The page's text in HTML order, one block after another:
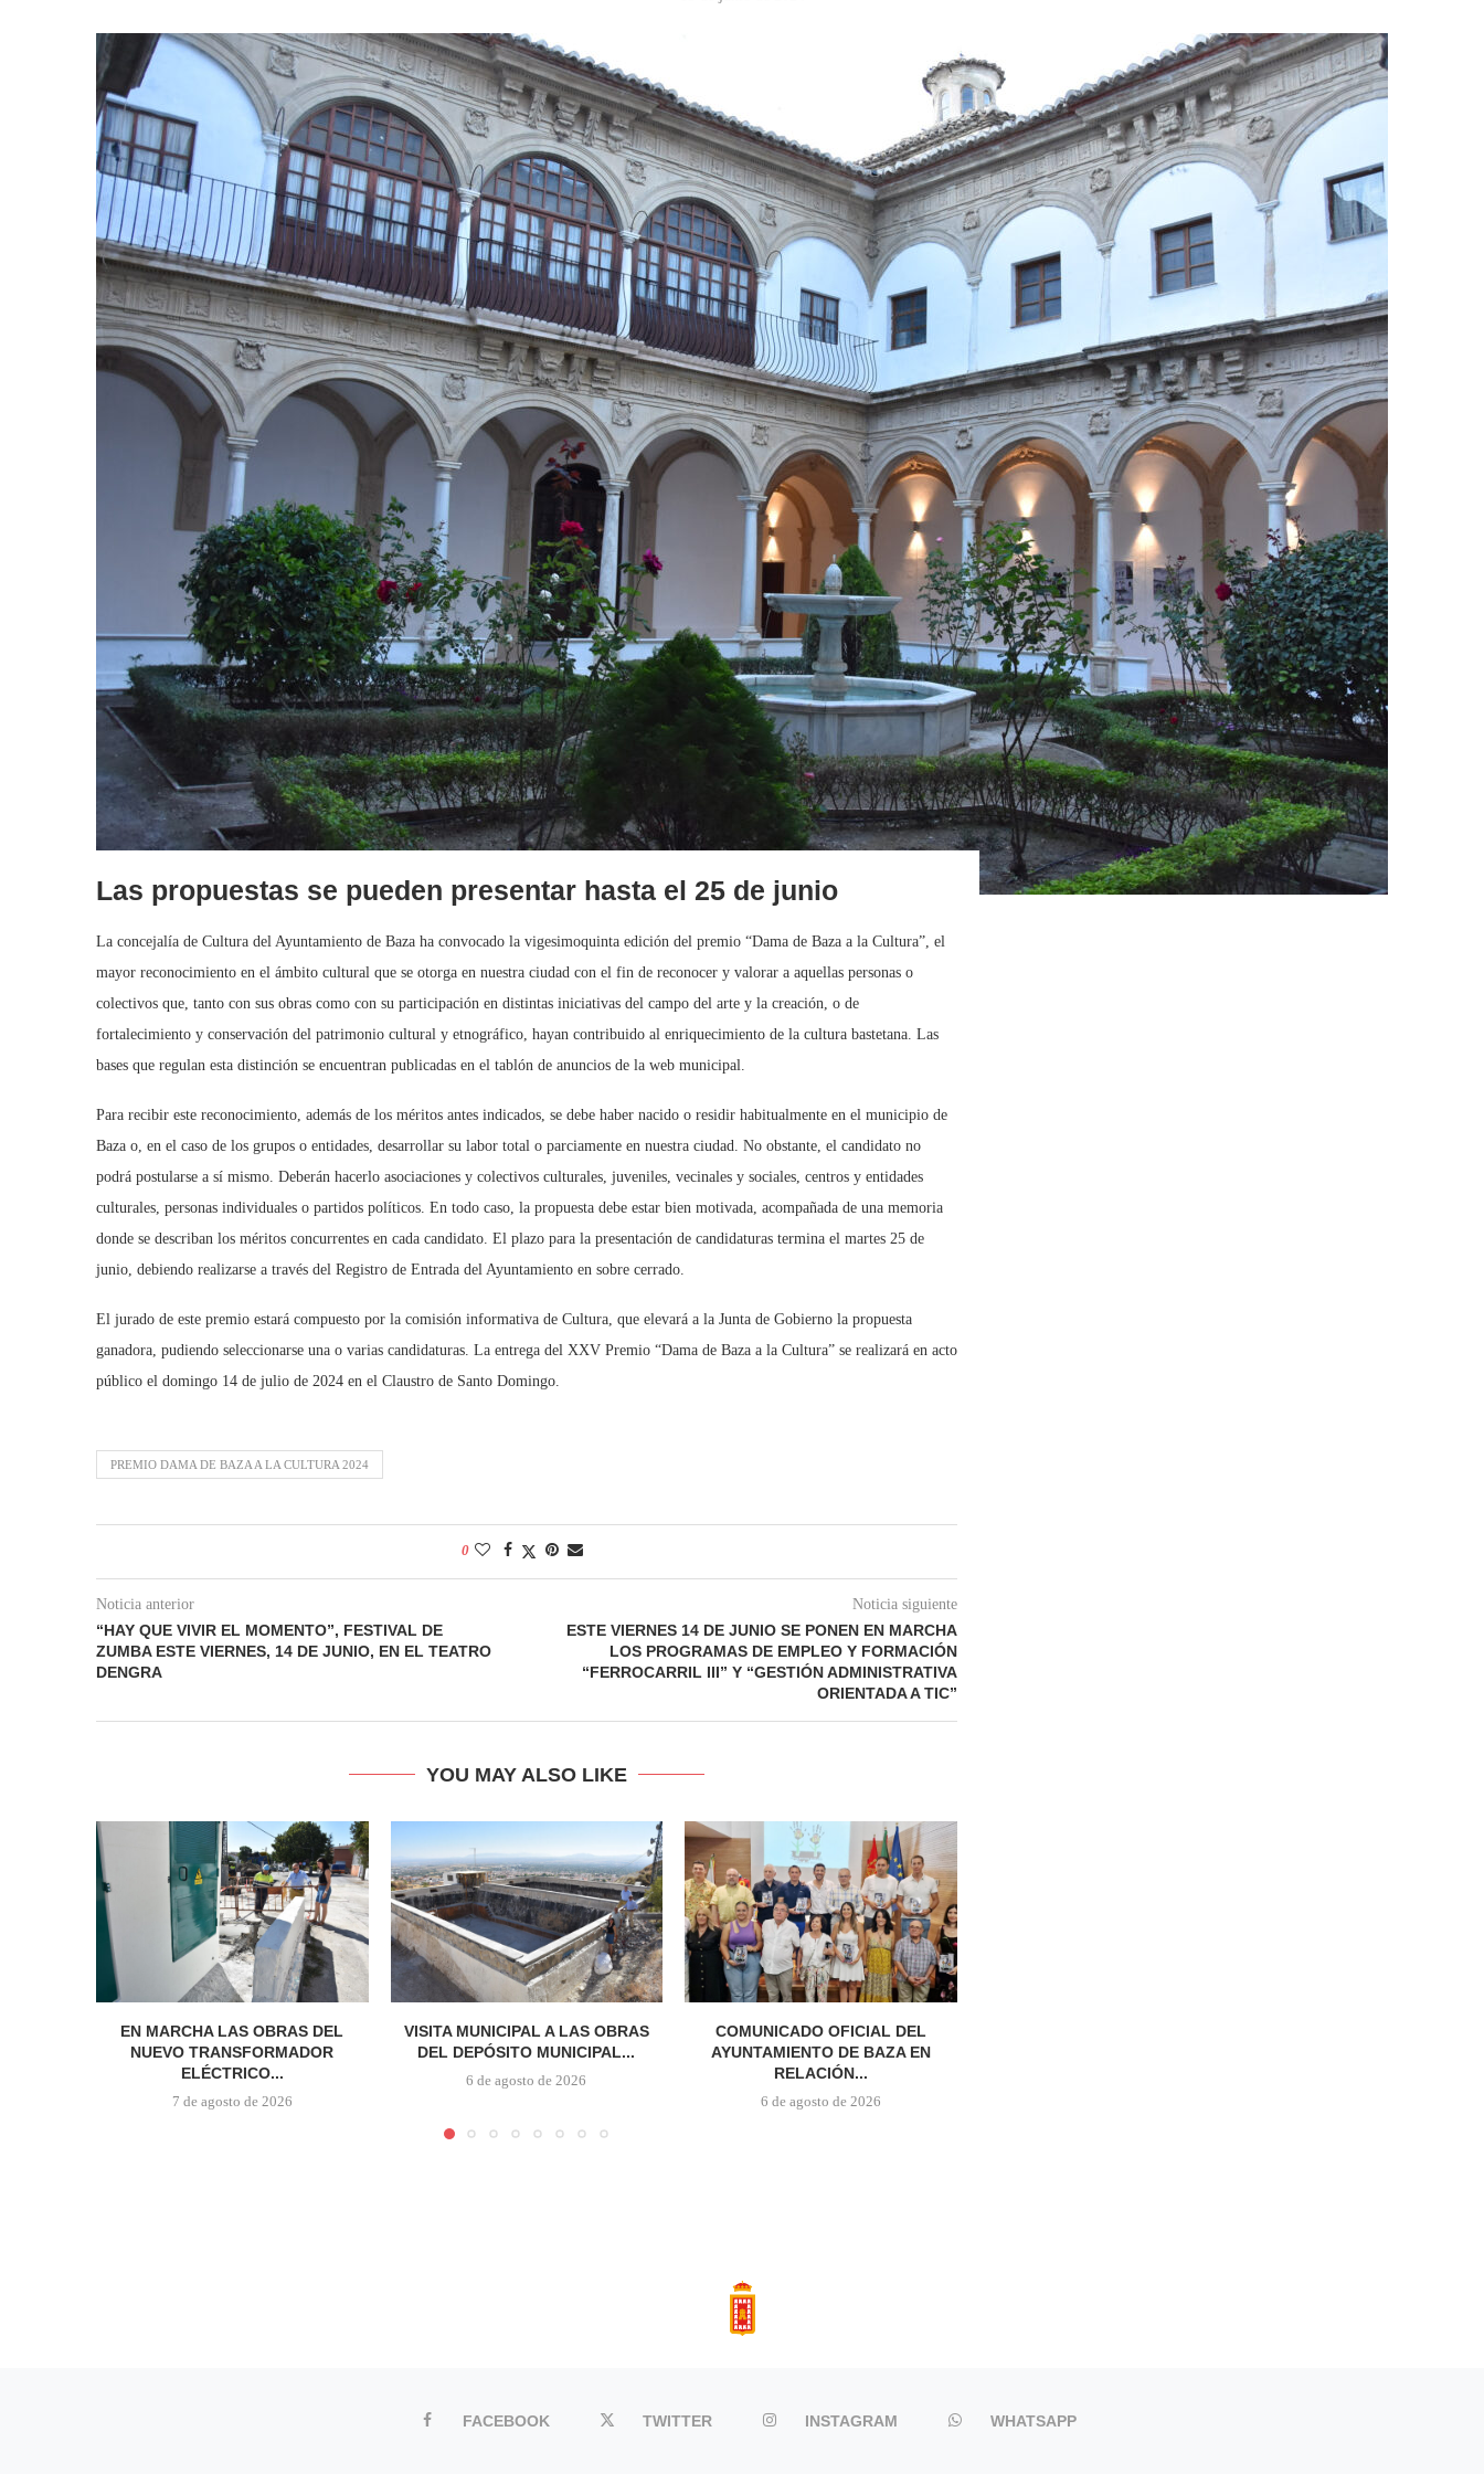
Las propuestas se pueden presentar hasta el 25 de junio
La concejalía de Cultura del Ayuntamiento de Baza ha convocado la vigesimoquinta edición del premio “Dama de Baza a la Cultura”, el
mayor reconocimiento en el ámbito cultural que se otorga en nuestra ciudad con el fin de reconocer y valorar a aquellas personas o
colectivos que, tanto con sus obras como con su participación en distintas iniciativas del campo del arte y la creación, o de
fortalecimiento y conservación del patrimonio cultural y etnográfico, hayan contribuido al enriquecimiento de la cultura bastetana. Las
bases que regulan esta distinción se encuentran publicadas en el tablón de anuncios de la web municipal.
Para recibir este reconocimiento, además de los méritos antes indicados, se debe haber nacido o residir habitualmente en el municipio de
Baza o, en el caso de los grupos o entidades, desarrollar su labor total o parciamente en nuestra ciudad. No obstante, el candidato no
podrá postularse a sí mismo. Deberán hacerlo asociaciones y colectivos culturales, juveniles, vecinales y sociales, centros y entidades
culturales, personas individuales o partidos políticos. En todo caso, la propuesta debe estar bien motivada, acompañada de una memoria
donde se describan los méritos concurrentes en cada candidato. El plazo para la presentación de candidaturas termina el martes 25 de
junio, debiendo realizarse a través del Registro de Entrada del Ayuntamiento en sobre cerrado.
El jurado de este premio estará compuesto por la comisión informativa de Cultura, que elevará a la Junta de Gobierno la propuesta
ganadora, pudiendo seleccionarse una o varias candidaturas. La entrega del XXV Premio “Dama de Baza a la Cultura” se realizará en acto
público el domingo 14 de julio de 2024 en el Claustro de Santo Domingo.
PREMIO DAMA DE BAZA A LA CULTURA 2024
0
Noticia anterior
“HAY QUE VIVIR EL MOMENTO”, FESTIVAL DE
ZUMBA ESTE VIERNES, 14 DE JUNIO, EN EL TEATRO
DENGRA
Noticia siguiente
ESTE VIERNES 14 DE JUNIO SE PONEN EN MARCHA
LOS PROGRAMAS DE EMPLEO Y FORMACIÓN
“FERROCARRIL III” Y “GESTIÓN ADMINISTRATIVA
ORIENTADA A TIC”
YOU MAY ALSO LIKE
EN MARCHA LAS OBRAS DEL
NUEVO TRANSFORMADOR
ELÉCTRICO...
7 de agosto de 2026
VISITA MUNICIPAL A LAS OBRAS
DEL DEPÓSITO MUNICIPAL...
6 de agosto de 2026
COMUNICADO OFICIAL DEL
AYUNTAMIENTO DE BAZA EN
RELACIÓN...
6 de agosto de 2026
FACEBOOK TWITTER INSTAGRAM WHATSAPP